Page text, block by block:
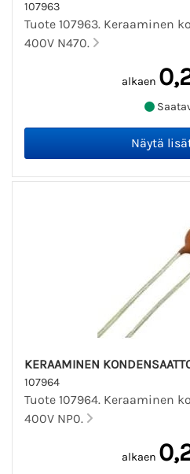
107963
Tuote 107963. Keraaminen
400V N470.
alkaen
KERAAMINEN
107964
Tuote 107964. Keraaminen
400V NP0.
alkaen